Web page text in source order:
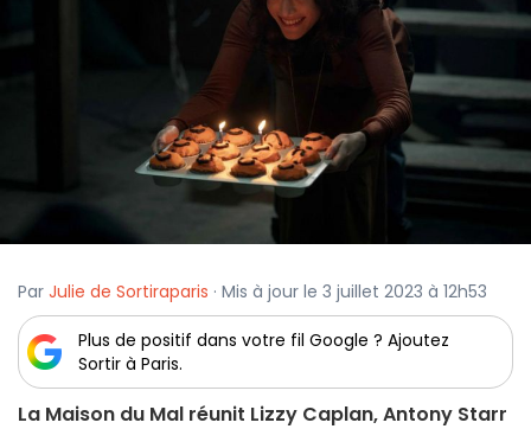
Par Julie de Sortiraparis · Mis à jour le 3 juillet 2023 à 12h53
Plus de positif dans votre fil Google ? Ajoutez
Sortir à Paris.
La Maison du Mal réunit Lizzy Caplan, Antony Starr